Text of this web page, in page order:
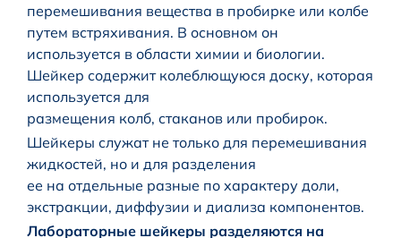
перемешивания вещества в пробирке или колбе
путем встряхивания. В основном он
используется в области химии и биологии.
Шейкер содержит колеблющуюся доску, которая
используется для
размещения колб, стаканов или пробирок.
Шейкеры служат не только для перемешивания
жидкостей, но и для разделения
ее на отдельные разные по характеру доли,
экстракции, диффузии и диализа компонентов.
Лабораторные шейкеры разделяются на